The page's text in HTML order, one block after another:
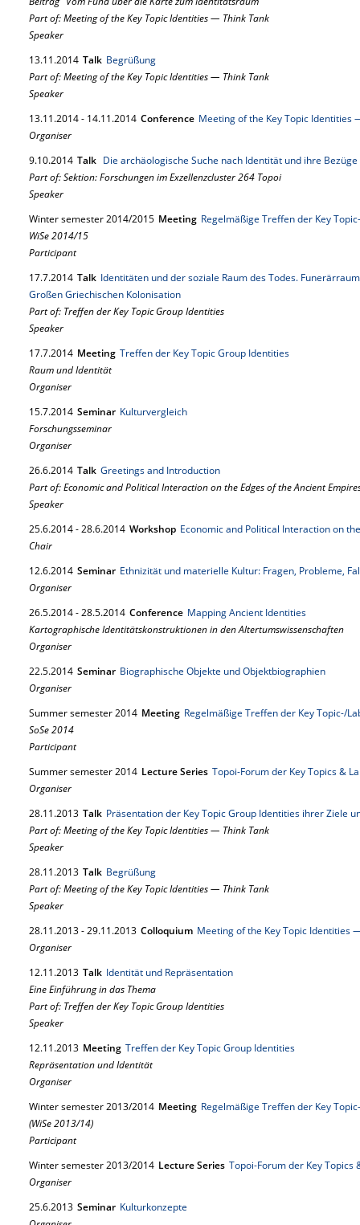
Part of: Meeting of the Key Topic Identities — Think Tank
Speaker
13.11.2014 Talk Begrüßung
Part of: Meeting of the Key Topic Identities — Think Tank
Speaker
13.11.2014- 14.11.2014 Conference Meeting of the Key Topic Identities
Organiser
9.10.2014 Talk Die archäologische Suche nach Identität und ihre Bezüge
Part of: Sektion: Forschungen im Exzellenzcluster 264 Topoi
Speaker
Winter semester 2014/2015 Meeting Regelmäßige Treffen der Key
WiSe 2014/15
Participant
17.7.2014 Talk Identitäten und der soziale Raum des Todes.
Großen Griechischen Kolonisation
Part of: Treffen der Key Topic Group Identities
Speaker
17.7.2014 Meeting Treffen der Key Topic Group Identities
Raum und Identität
Organiser
15.7.2014 Seminar Kulturvergleich
Forschungsseminar
Organiser
26.6.2014 Talk Greetings and Introduction
Part of: Economic and Political Interaction on the Edges of the Ancient
Speaker
25.6.2014-28.6.2014 Workshop Economic and Political Interaction on
Chair
12.6.2014 Seminar Ethnizität und materielle Kultur: Fragen, Probleme,
Organiser
26.5.2014-28.5.2014 Conference Mapping Ancient Identities
Kartographische Identitätskonstruktionen in den Altertumswissenschaften
Organiser
22.5.2014 Seminar Biographische Objekte und Objektbiographien
Organiser
Summer semester 2014 Meeting Regelmäßige Treffen der Key Topic-/
SoSe 2014
Participant
Summer semester 2014 Lecture Series Topoi-Forum der Key Topics &
Organiser
28.11.2013 Talk Präsentation der Key Topic Group Identities ihrer Ziele
Part of: Meeting of the Key Topic Identities — Think Tank
Speaker
28.11.2013 Talk Begrüßung
Part of: Meeting of the Key Topic Identities — Think Tank
Speaker
28.11.2013-29.11.2013 Colloquium Meeting of the Key Topic Identities
Organiser
12.11.2013 Talk Identität und Repräsentation
Eine Einführung in das Thema
Part of: Treffen der Key Topic Group Identities
Speaker
12.11.2013 Meeting Treffen der Key Topic Group Identities
Repräsentation und Identität
Organiser
Winter semester 2013/2014 Meeting Regelmäßige Treffen der Key
(WiSe 2013/14)
Participant
Winter semester 2013/2014 Lecture Series Topoi-Forum der Key Topics
Organiser
25.6.2013 Seminar Kulturkonzepte